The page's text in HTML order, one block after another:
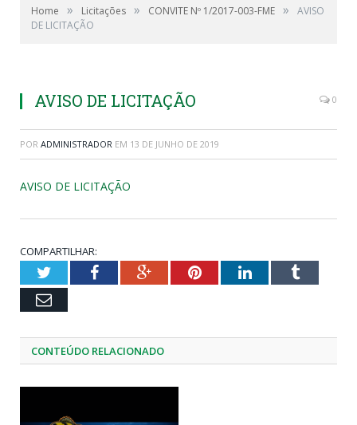
Home » Licitações » CONVITE Nº 1/2017-003-FME »
AVISO
DE LICITAÇÃO
AVISO DE LICITAÇÃO 0
POR ADMINISTRADOR EM 13 DE JUNHO DE 2019
AVISO DE LICITAÇÃO
COMPARTILHAR:
TwitterFacebookGoogle+PinterestLinkedInTumblr
Email
CONTEÚDO RELACIONADO